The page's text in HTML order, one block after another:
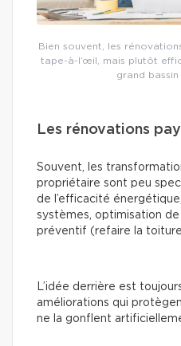
Bien souvent, les
tape-à-l’œil, mais plutôt
grand bassin
Les rénovations
Souvent, les
propriétaire sont peu
de l’efficacité
systèmes, optimisation de
préventif (refaire la
L’idée derrière est
améliorations qui
ne la gonflent